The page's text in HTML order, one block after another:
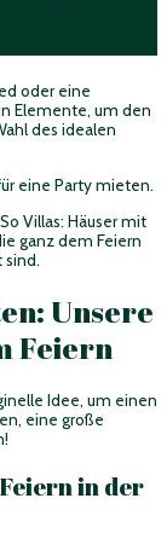
oder eine
Elemente, um den
des idealen
eine Party mieten.
Villas: Häuser mit
ganz dem Feiern
sind.
Unsere
Feiern
Idee, um einen
eine große
in der